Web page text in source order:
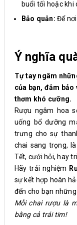
buổi tối hoặc khi
Bảo quản: Để
Ý nghĩa
Tự tay ngâm
của bạn, đảm
thơm khó cưỡng.
Rượu ngâm hoa
uống bổ dưỡng
trưng cho sự
chai sang trọng,
Tết, cưới hỏi, hay
Hãy trải nghiệm
sự kết hợp hoàn
đến cho bạn
Mỗi chai rượu là
bằng cả trái tim!